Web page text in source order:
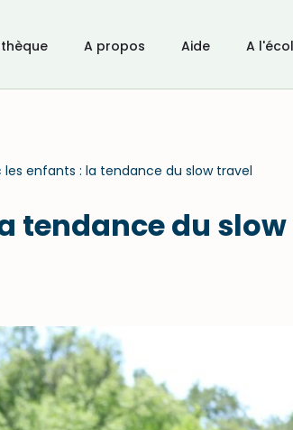
A propos Aide A
les enfants : la tendance du slow travel
tendance du slow